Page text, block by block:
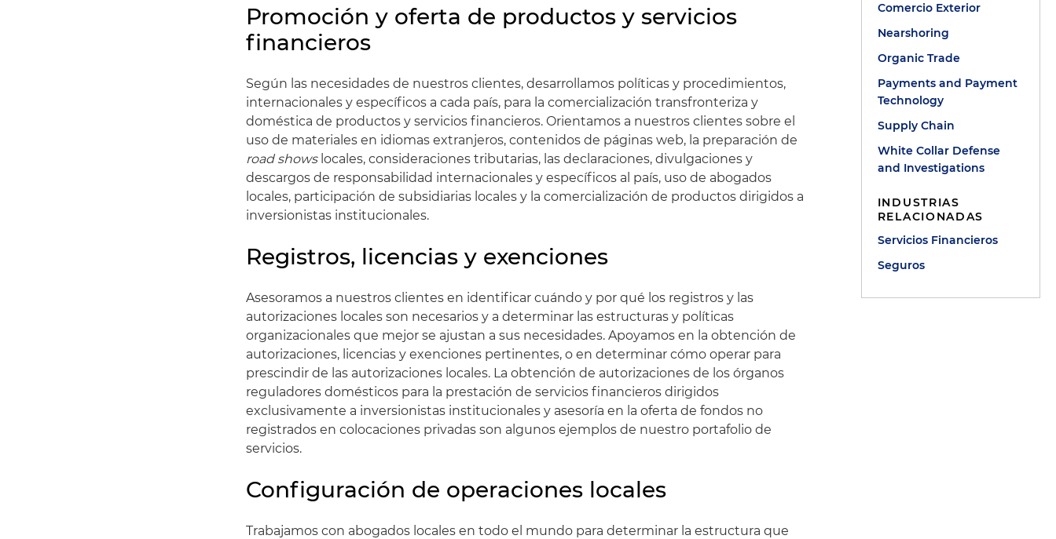
Promoción y oferta de productos y servicios
financieros
Según las necesidades de nuestros clientes, desarrollamos políticas y procedimientos,
internacionales y específicos a cada país, para la comercialización transfronteriza y
doméstica de productos y servicios financieros. Orientamos a nuestros clientes sobre el
uso de materiales en idiomas extranjeros, contenidos de páginas web, la preparación de
road showslocales, consideraciones tributarias, las declaraciones, divulgaciones y
descargos de responsabilidad internacionales y específicos al país, uso de abogados
locales, participación de subsidiarias locales y la comercialización de productos dirigidos a
inversionistas institucionales.
Registros, licencias y exenciones
Asesoramos a nuestros clientes en identificar cuándo y por qué los registros y las
autorizaciones locales son necesarios y a determinar las estructuras y políticas
organizacionales que mejor se ajustan a sus necesidades. Apoyamos en la obtención de
autorizaciones, licencias y exenciones pertinentes, o en determinar cómo operar para
prescindir de las autorizaciones locales. La obtención de autorizaciones de los órganos
reguladores domésticos para la prestación de servicios financieros dirigidos
exclusivamente a inversionistas institucionales y asesoría en la oferta de fondos no
registrados en colocaciones privadas son algunos ejemplos de nuestro portafolio de
servicios.
Configuración de operaciones locales
Trabajamos con abogados locales en todo el mundo para determinar la estructura que
Comercio Exterior
Nearshoring
Organic Trade
Payments and Payment
Technology
Supply Chain
White Collar Defense
and Investigations
INDUSTRIAS
RELACIONADAS
Servicios Financieros
Seguros